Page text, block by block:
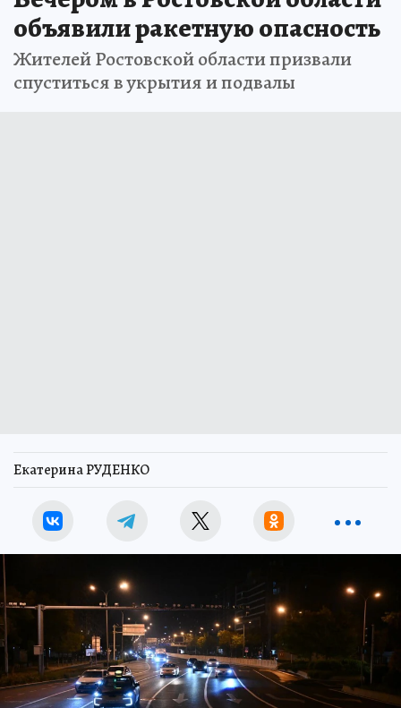
объявили ракетную опасность
Жителей Ростовской области призвали
спуститься в укрытия и подвалы
Екатерина РУДЕНКО